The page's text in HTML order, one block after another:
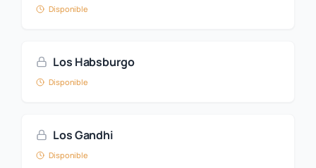
Disponible
Los Habsburgo
Disponible
Los Gandhi
Disponible